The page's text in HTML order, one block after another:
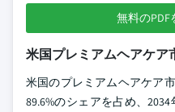
無料のPDF
米国プレミアムヘアケア
米国のプレミアムヘアケア
89.6%のシェアを占め、2034